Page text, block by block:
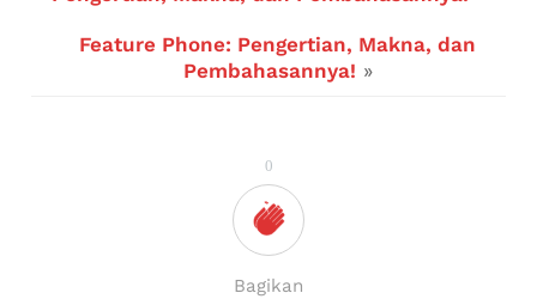
0
Bagikan
Feature Phone: Pengertian, Makna, dan
Pembahasannya! »